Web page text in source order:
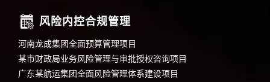
风险内控合规管理
河南龙成集团全面预算管理项目
某市财政局业务风险管理与审批授权咨询项目
广东某航运集团全面风险管理体系建设项目